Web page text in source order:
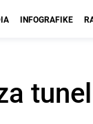
INFOGRAFIKE